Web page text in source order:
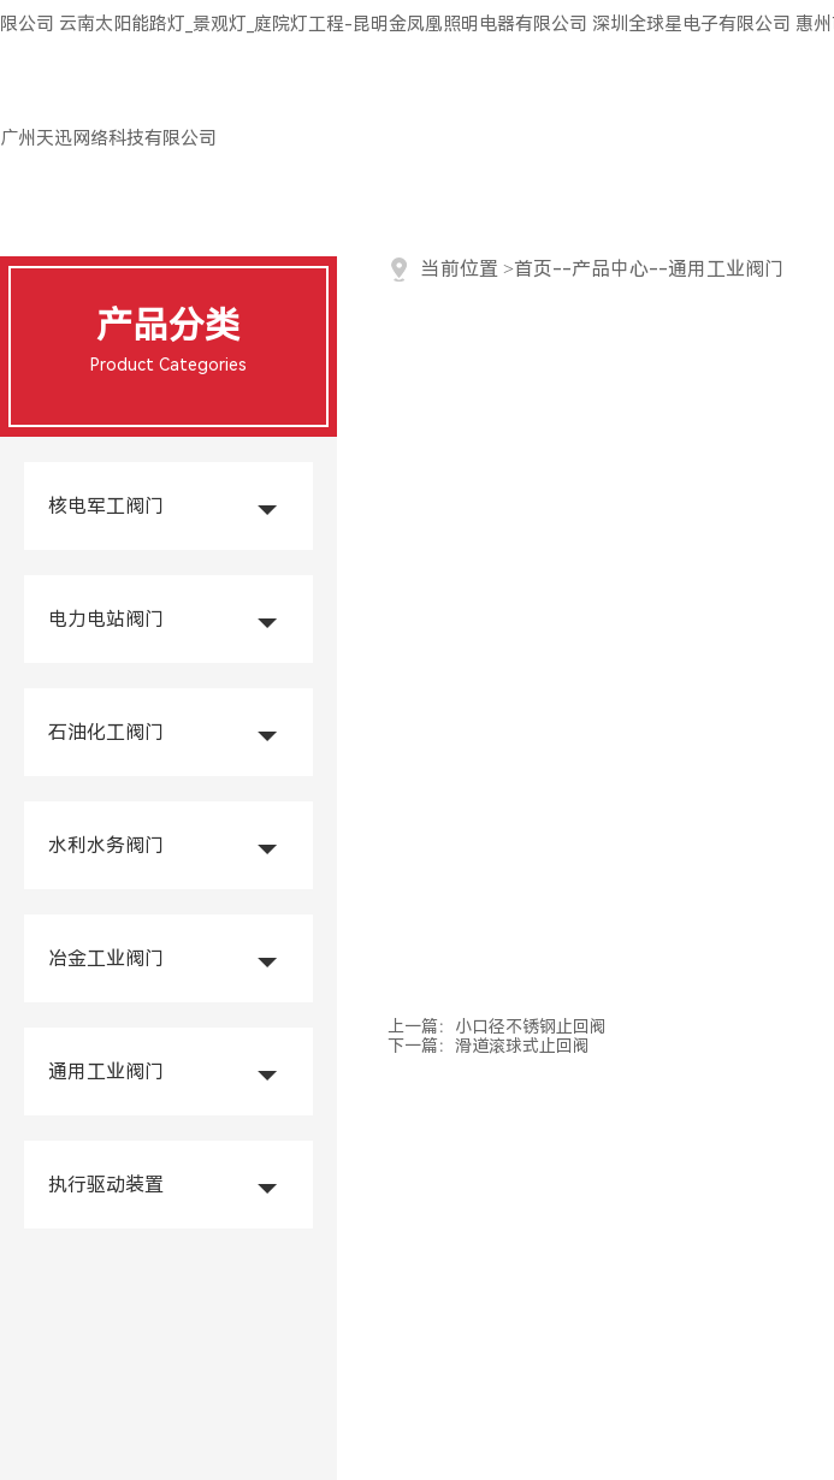
限公司 云南太阳能路灯_景观灯_庭院灯工程-昆明金凤凰照明电器有限公司 深圳全球星电子有限公司 惠
广州天迅网络科技有限公司
产品分类
Product Categories
核电军工阀门
电力电站阀门
石油化工阀门
水利水务阀门
冶金工业阀门
通用工业阀门
执行驱动装置
当前位置 >首页--产品中心--通用工业阀门
上一篇： 小口径不锈钢止回阀
下一篇： 滑道滚球式止回阀